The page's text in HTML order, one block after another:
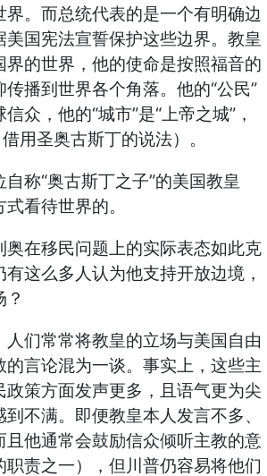
界。而总统代表的是一个有明确边
美国宪法宣誓保护这些边界。教皇
界的世界，他的使命是按照福音的
传播到世界各个角落。他的“公民”
信众，他的“城市”是“上帝之城”，
用圣奥古斯丁的说法）。
自称“奥古斯丁之子”的美国教皇
看待世界的。
奥在移民问题上的实际表态如此克
这么多人认为他支持开放边境，
人们常常将教皇的立场与美国自由
的言论混为一谈。事实上，这些主
政策方面发声更多，且语气更为尖
不满。即便教皇本人发言不多、
且他通常会鼓励信众倾听主教的意
职责之一），但川普仍容易将他们